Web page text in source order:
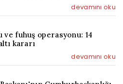
devamını oku
fuhuş operasyonu: 14
kararı
devamını oku